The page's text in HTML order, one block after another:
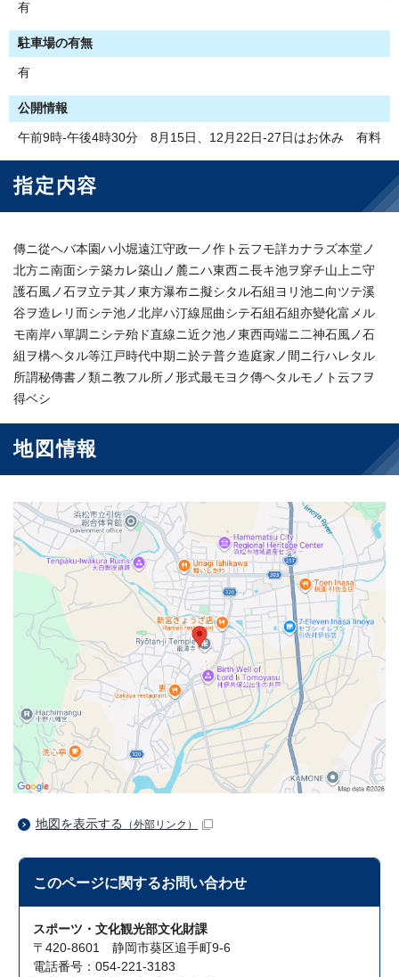
有
駐車場の有無
有
公開情報
午前9時-午後4時30分 8月15日、12月22日-27日はお休み 有料
指定内容
傳ニ從ヘバ本園ハ小堀遠江守政一ノ作ト云フモ詳カナラズ本堂ノ
北方ニ南面シテ築カレ築山ノ麓ニハ東西ニ長キ池ヲ穿チ山上ニ守
護石風ノ石ヲ立テ其ノ東方瀑布ニ擬シタル石組ヨリ池ニ向ツテ溪
谷ヲ造レリ而シテ池ノ北岸ハ汀線屈曲シテ石組石組亦變化富メル
モ南岸ハ單調ニシテ殆ド直線ニ近ク池ノ東西両端ニ二神石風ノ石
組ヲ構ヘタル等江戸時代中期ニ於テ普ク造庭家ノ間ニ行ハレタル
所謂秘傳書ノ類ニ教フル所ノ形式最モヨク傳ヘタルモノト云フヲ
得ベシ
地図情報
地図を表示する （外部リンク）
このページに関するお問い合わせ
スポーツ・文化観光部文化財課
〒420-8601 静岡市葵区追手町9-6
電話番号：054-221-3183